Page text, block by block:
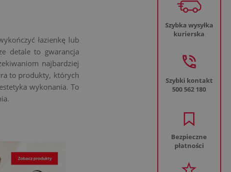
łazienkę lub
detale to gwarancja
najbardziej
to produkty, których
wykonania. To
Szybka wysyłka
kurierska
Szybki kontakt
500 562 180
Bezpieczne
płatności